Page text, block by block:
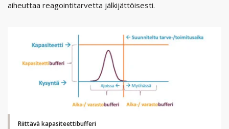
aiheuttaa reagointitarvetta jälkijättöisesti.
Riittävä kapasiteettibufferi